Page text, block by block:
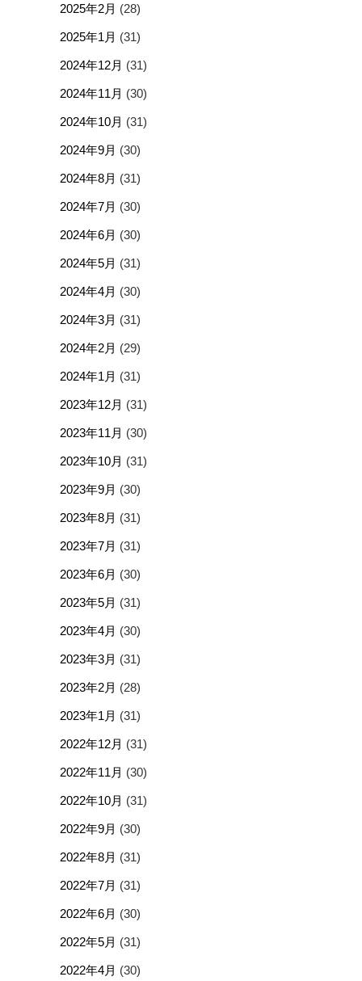
2025年2月 (28)
2025年1月 (31)
2024年12月 (31)
2024年11月 (30)
2024年10月 (31)
2024年9月 (30)
2024年8月 (31)
2024年7月 (30)
2024年6月 (30)
2024年5月 (31)
2024年4月 (30)
2024年3月 (31)
2024年2月 (29)
2024年1月 (31)
2023年12月 (31)
2023年11月 (30)
2023年10月 (31)
2023年9月 (30)
2023年8月 (31)
2023年7月 (31)
2023年6月 (30)
2023年5月 (31)
2023年4月 (30)
2023年3月 (31)
2023年2月 (28)
2023年1月 (31)
2022年12月 (31)
2022年11月 (30)
2022年10月 (31)
2022年9月 (30)
2022年8月 (31)
2022年7月 (31)
2022年6月 (30)
2022年5月 (31)
2022年4月 (30)